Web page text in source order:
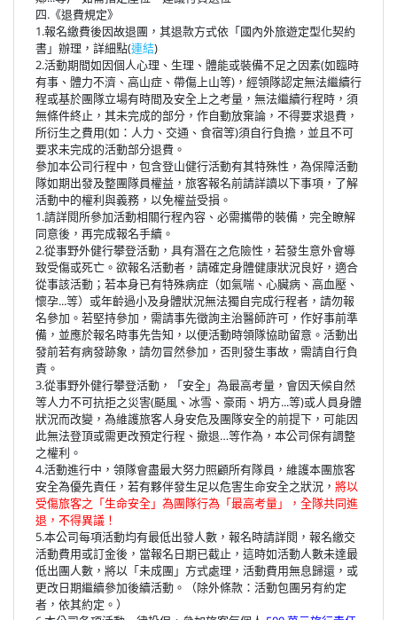
四.《退費規定》
1.報名繳費後因故退團，其退款方式依「國內外旅遊定型化契約
書」辦理，詳細點(連結)
2.活動期間如因個人心理、生理、體能或裝備不足之因素(如臨時
有事、體力不濟、高山症、帶傷上山等)，經領隊認定無法繼續行
程或基於團隊立場有時間及安全上之考量，無法繼續行程時，須
無條件終止，其未完成的部分，作自動放棄論，不得要求退費，
所衍生之費用(如：人力、交通、食宿等)須自行負擔，並且不可
要求未完成的活動部分退費。
參加本公司行程中，包含登山健行活動有其特殊性，為保障活動
隊如期出發及整團隊員權益，旅客報名前請詳讀以下事項，了解
活動中的權利與義務，以免權益受損。
1.請詳閱所參加活動相關行程內容、必需攜帶的裝備，完全瞭解
同意後，再完成報名手續。
2.從事野外健行攀登活動，具有潛在之危險性，若發生意外會導
致受傷或死亡。欲報名活動者，請確定身體健康狀況良好，適合
從事該活動；若本身已有特殊病症（如氣喘、心臟病、高血壓、
懷孕...等）或年齡過小及身體狀況無法獨自完成行程者，請勿報
名參加。若堅持參加，需請事先徵詢主治醫師許可，作好事前準
備，並應於報名時事先告知，以便活動時領隊協助留意。活動出
發前若有病發跡象，請勿冒然參加，否則發生事故，需請自行負
責。
3.從事野外健行攀登活動，「安全」為最高考量，會因天候自然
等人力不可抗拒之災害(颳風、冰雪、豪雨、坍方...等)或人員身體
狀況而改變，為維護旅客人身安危及團隊安全的前提下，可能因
此無法登頂或需更改預定行程、撤退…等作為，本公司保有調整
之權利。
4.活動進行中，領隊會盡最大努力照顧所有隊員，維護本團旅客
安全為優先責任，若有夥伴發生足以危害生命安全之狀況， 將以
受傷旅客之「生命安全」為團隊行為「最高考量」，全隊共同進
退，不得異議！
5.本公司每項活動均有最低出發人數，報名時請詳閱，報名繳交
活動費用或訂金後，當報名日期已截止，這時如活動人數未達最
低出團人數，將以「未成團」方式處理，活動費用無息歸還，或
更改日期繼續參加後續活動。（除外條款：活動包團另有約定
者，依其約定。）